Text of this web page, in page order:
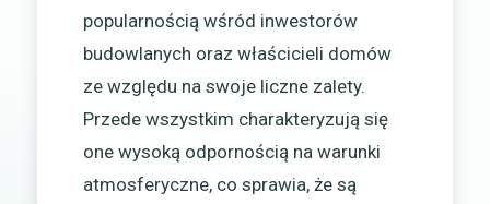
popularnością wśród inwestorów
budowlanych oraz właścicieli domów
ze względu na swoje liczne zalety.
Przede wszystkim charakteryzują się
one wysoką odpornością na warunki
atmosferyczne, co sprawia, że są